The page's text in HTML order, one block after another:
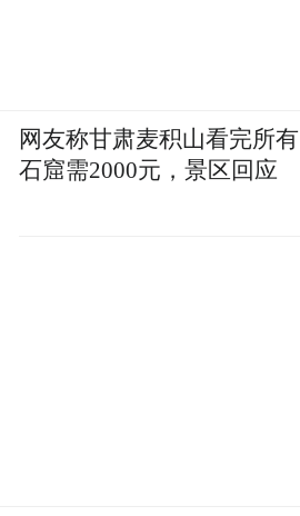
网友称甘肃麦积山看完所有
石窟需2000元，景区回应